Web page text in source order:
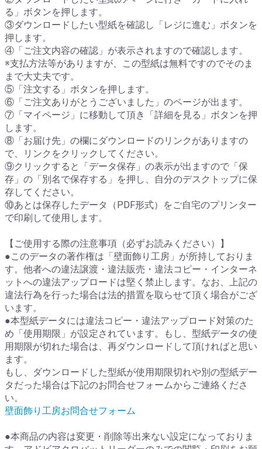
る」ボタンを押します。
③ダウンロードしたい型紙を確認し「レジに進む」ボタンを
押します。
④「ご注文内容の確認」が表示されますので確認します。
※支払方法等がありますが、この型紙は無料ですのでそのま
まで大丈夫です。
⑤「注文する」ボタンを押します。
⑥「ご注文ありがとうございました」のページが出ます。
⑦「マイページ」に移動して頂き「詳細を見る」ボタンを押
します。
⑧「お届け先」の欄にダウンロードのリンクがありますの
で、リンクをクリックしてください。
⑨クリックすると「データ保存」の表示が出ますので「保
存」の「別名で保存する」を押し、自分のデスクトップに保
存してください。
⑩あとは保存したデータ（PDF形式）をご自宅のプリンター
で印刷して使用します。
【ご使用する際の注意事項（必ずお読みください）】
●このデータの著作権は「壁面飾り工房」が所持しておりま
す。他者への違法譲渡・違法販売・違法コピー・インターネ
ットへの違法アップロードは堅く禁止します。なお、上記の
違法行為を行った場合は法的措置を取らせて頂く場合がござ
います。
●本型紙データには違法コピー・違法アップロード対策のた
め「使用期限」が設定されています。もし、型紙データの使
用期限が切れた場合は、再ダウンロードして頂ければと思い
ます。
もし、ダウンロードした型紙が使用期限切れや別の型紙デー
タだった場合は下記のお問合せフォームからご連絡くださ
い。
壁面飾り工房お問合せフォーム
●本商品の内容は変更・削除等出来ない設定になっておりま